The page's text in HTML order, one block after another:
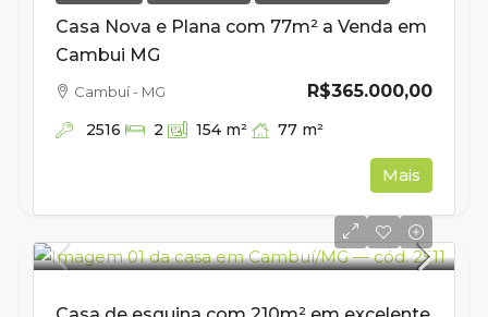
Casa Nova e Plana com 77m² a Venda em
Cambui MG
R$365.000,00
Cambuí - MG
2516 2 154 m² 77 m²
Mais